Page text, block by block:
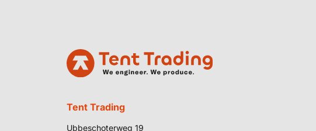
Tent Trading
Ubbeschoterweg 19